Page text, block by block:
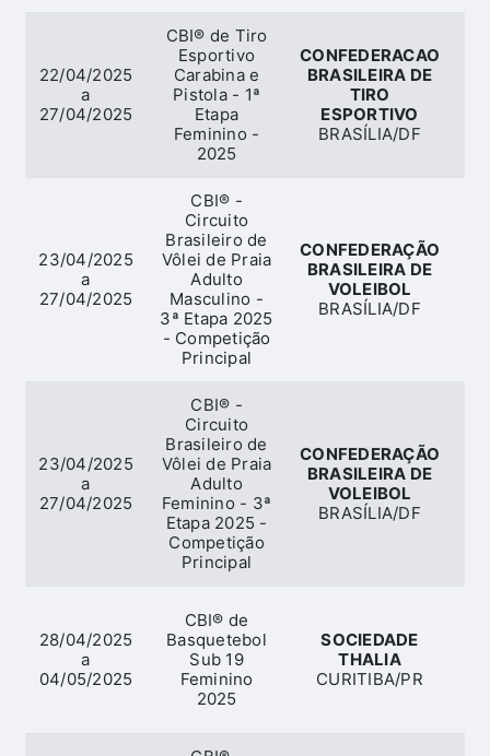
22/04/2025
a
27/04/2025
CBI® de Tiro
Esportivo
Carabina e
Pistola - 1ª
Etapa
Feminino -
2025
CONFEDERACAO
BRASILEIRA DE
TIRO
ESPORTIVO
BRASÍLIA/DF
23/04/2025
a
27/04/2025
CBI® -
Circuito
Brasileiro de
Vôlei de Praia
Adulto
Masculino -
3ª Etapa 2025
- Competição
Principal
CONFEDERAÇÃO
BRASILEIRA DE
VOLEIBOL
BRASÍLIA/DF
23/04/2025
a
27/04/2025
CBI® -
Circuito
Brasileiro de
Vôlei de Praia
Adulto
Feminino - 3ª
Etapa 2025 -
Competição
Principal
CONFEDERAÇÃO
BRASILEIRA DE
VOLEIBOL
BRASÍLIA/DF
28/04/2025
a
04/05/2025
CBI® de
Basquetebol
Sub 19
Feminino
2025
SOCIEDADE
THALIA
CURITIBA/PR